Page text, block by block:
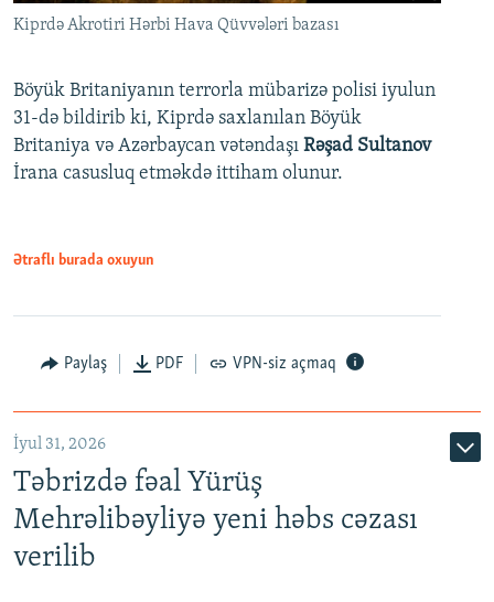
Kiprdə Akrotiri Hərbi Hava Qüvvələri bazası
Böyük Britaniyanın terrorla mübarizə polisi iyulun
31-də bildirib ki, Kiprdə saxlanılan Böyük
Britaniya və Azərbaycan vətəndaşı Rəşad Sultanov
İrana casusluq etməkdə ittiham olunur.
Ətraflı burada oxuyun
Paylaş PDF VPN-siz açmaq
İyul 31, 2026
Təbrizdə fəal Yürüş
Mehrəlibəyliyə yeni həbs cəzası
verilib